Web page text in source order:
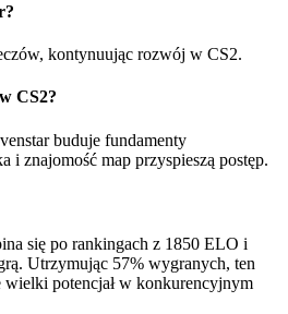
kontynuując rozwój w CS2.
CS2?
buduje fundamenty
i znajomość map przyspieszą postęp.
się po rankingach z 1850 ELO i
Utrzymując 57% wygranych, ten
wielki potencjał w konkurencyjnym